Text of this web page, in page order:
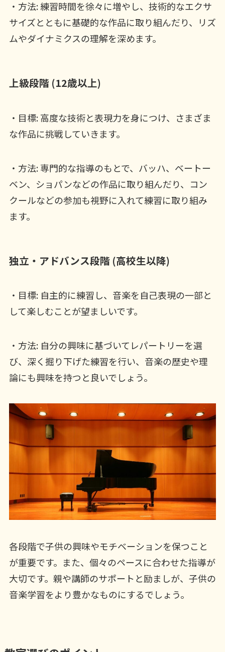
・方法: 練習時間を徐々に増やし、技術的なエクサ
サイズとともに基礎的な作品に取り組んだり、リズ
ムやダイナミクスの理解を深めます。
上級段階 (12歳以上)
・目標: 高度な技術と表現力を身につけ、さまざま
な作品に挑戦していきます。
・方法: 専門的な指導のもとで、バッハ、ベートー
ベン、ショパンなどの作品に取り組んだり、コン
クールなどの参加も視野に入れて練習に取り組み
ます。
独立・アドバンス段階 (高校生以降)
・目標: 自主的に練習し、音楽を自己表現の一部と
して楽しむことが望ましいです。
・方法: 自分の興味に基づいてレパートリーを選
び、深く掘り下げた練習を行い、音楽の歴史や理
論にも興味を持つと良いでしょう。
各段階で子供の興味やモチベーションを保つこと
が重要です。また、個々のペースに合わせた指導が
大切です。親や講師のサポートと励ましが、子供の
音楽学習をより豊かなものにするでしょう。